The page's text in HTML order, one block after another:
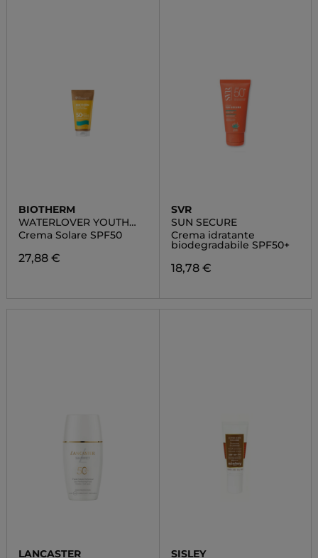
BIOTHERM
WATERLOVER YOUTH
PROTECTION
Crema Solare SPF50
27,88 €
SVR
SUN SECURE
Crema idratante
biodegradabile SPF50+
18,78 €
LANCASTER SISLEY